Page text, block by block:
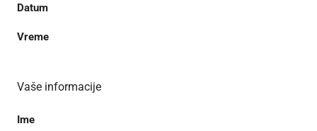
Datum
Vreme
Vaše informacije
Ime